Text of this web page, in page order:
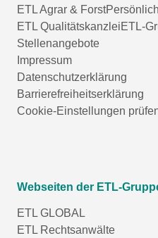
ETL Agrar & Forst
ETL QualitätskanzleiETL-
Stellenangebote
Impressum
Datenschutzerklärung
Barrierefreiheitserklärung
Cookie-Einstellungen
Webseiten der ETL-
ETL GLOBAL
ETL Rechtsanwälte